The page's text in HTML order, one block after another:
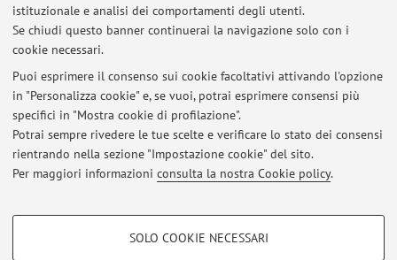
istituzionale e analisi dei comportamenti degli utenti.
Se chiudi questo banner continuerai la navigazione solo con i
cookie necessari.
Puoi esprimere il consenso sui cookie facoltativi attivando l'opzione
in "Personalizza cookie" e, se vuoi, potrai esprimere consensi più
specifici in "Mostra cookie di profilazione".
Potrai sempre rivedere le tue scelte e verificare lo stato dei consensi
rientrando nella sezione "Impostazione cookie" del sito.
Per maggiori informazioni consulta la nostra Cookie policy.
COOKIE DI PROFILAZIONE - FACOLTATIVI
SOLO COOKIE NECESSARI
Ultimi avvisi
Ricevimento studenti
Pubblicato il: 21 aprile 2020
Recupero lezioni Psicopatologia dello Sviluppo della Prima Infanzia
(ESI)
Pubblicato il: 06 aprile 2020
Area riservata